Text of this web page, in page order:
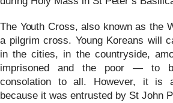
The Youth Cross, also known as the
a pilgrim cross. Young Koreans will
in the cities, in the countryside,
imprisoned and the poor — to
consolation to all. However, it is
because it was entrusted by St John